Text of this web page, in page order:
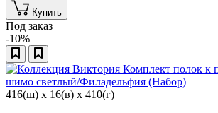
Купить
Под заказ
-10%
416(ш) x 16(в) x 410(г)